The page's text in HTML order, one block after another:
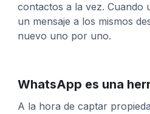
contactos a la vez. Cuando
un mensaje a los mismos
nuevo uno por uno.
WhatsApp es una
A la hora de captar